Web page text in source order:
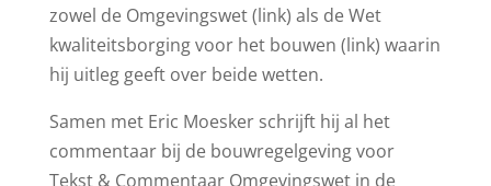
zowel de Omgevingswet (link) als de Wet
kwaliteitsborging voor het bouwen (link) waarin
hij uitleg geeft over beide wetten.
Samen met Eric Moesker schrijft hij al het
commentaar bij de bouwregelgeving voor
Tekst & Commentaar Omgevingswet in de